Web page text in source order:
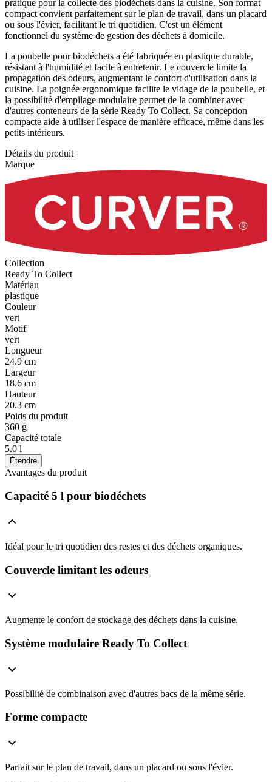
pratique pour la collecte des biodéchets dans la cuisine. Son format
compact convient parfaitement sur le plan de travail, dans un placard
ou sous l'évier, facilitant le tri quotidien. C'est un élément
fonctionnel du système de gestion des déchets à domicile.
La poubelle pour biodéchets a été fabriquée en plastique durable,
résistant à l'humidité et facile à entretenir. Le couvercle limite la
propagation des odeurs, augmentant le confort d'utilisation dans la
cuisine. La poignée ergonomique facilite le vidage de la poubelle, et
la possibilité d'empilage modulaire permet de la combiner avec
d'autres conteneurs de la série Ready To Collect. Sa conception
compacte aide à utiliser l'espace de manière efficace, même dans les
petits intérieurs.
Détails du produit
Marque
Collection
Ready To Collect
Matériau
plastique
Couleur
vert
Motif
vert
Longueur
24.9 cm
Largeur
18.6 cm
Hauteur
20.3 cm
Poids du produit
360 g
Capacité totale
5.0 l
Étendre
Avantages du produit
Capacité 5 l pour biodéchets
Idéal pour le tri quotidien des restes et des déchets organiques.
Couvercle limitant les odeurs
Augmente le confort de stockage des déchets dans la cuisine.
Système modulaire Ready To Collect
Possibilité de combinaison avec d'autres bacs de la même série.
Forme compacte
Parfait sur le plan de travail, dans un placard ou sous l'évier.